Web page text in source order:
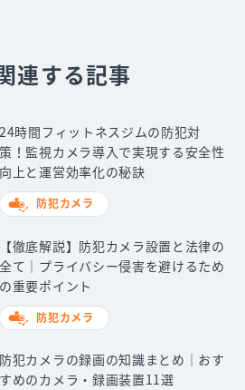
連する記事
24時間フィットネスジムの防犯対
策！監視カメラ導入で実現する安全性
向上と運営効率化の秘訣
防犯カメラ
【徹底解説】防犯カメラ設置と法律の
全て｜プライバシー侵害を避けるため
の重要ポイント
防犯カメラ
防犯カメラの録画の知識まとめ｜おす
すめのカメラ・録画装置11選